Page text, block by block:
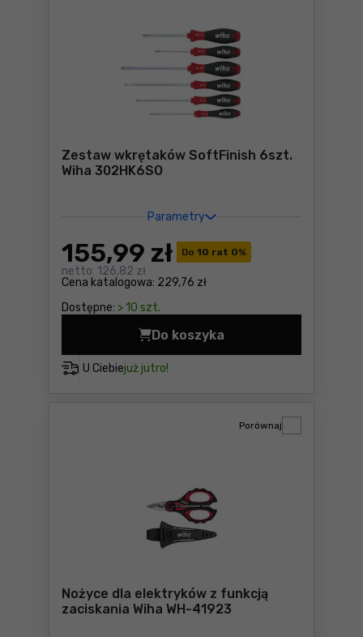
Zestaw wkrętaków SoftFinish 6szt.
Wiha 302HK6SO
Parametry
Do 10 rat 0%
Cena katalogowa: 229,76 zł
155,99 zł
netto: 126,82 zł
Dostępne: > 10 szt.
U Ciebiejuż jutro!
Do koszyka
Zestaw wkrętaków
Nożyce dla elektryków z funkcją
zaciskania Wiha WH-41923
Porównaj